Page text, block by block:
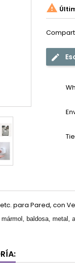

para Pared, con
baldosa, metal,